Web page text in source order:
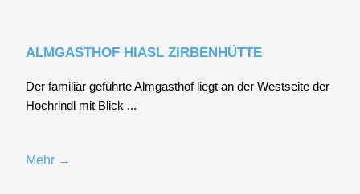
ALMGASTHOF HIASL ZIRBENHÜTTE
Der fami­li­är geführ­te Alm­gast­hof liegt an der West­sei­te der
Hoch­rindl mit Blick ...
Mehr →